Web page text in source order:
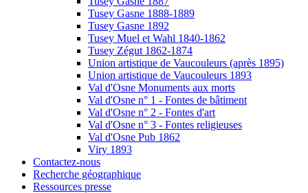
Tusey Gasne 1888-1889
Tusey Gasne 1892
Tusey Muel et Wahl 1840-1862
Tusey Zégut 1862-1874
Union artistique de Vaucouleurs (après 1895)
Union artistique de Vaucouleurs 1893
Val d'Osne Monuments aux morts
Val d'Osne n° 1 - Fontes de bâtiment
Val d'Osne n° 2 - Fontes d'art
Val d'Osne n° 3 - Fontes religieuses
Val d'Osne Pub 1862
Viry 1893
Contactez-nous
Recherche géographique
Ressources presse